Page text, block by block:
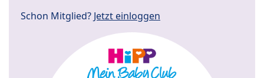
Schon Mitglied? Jetzt einloggen